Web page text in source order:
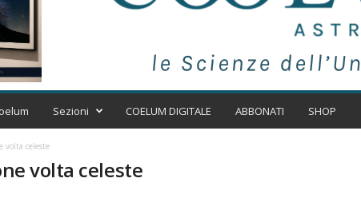
C
m
Sezioni COELUM DIGITALE ABBONATI SHOP
volta celeste
volta celeste